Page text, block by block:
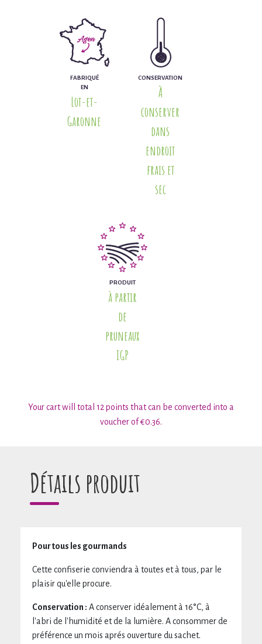
FABRIQUÉ
EN
Lot-et-
Garonne
CONSERVATION
À
conserver
dans
endroit
frais et
sec
PRODUIT
à partir
de
pruneaux
IGP
Your cart will total 12 points that can be converted into a
voucher of €0.36.
Détails produit
Pour tous les gourmands
Cette confiserie conviendra à toutes et à tous, par le
plaisir qu'elle procure.
Conservation : A conserver idéalement à 16°C, à
l'abri de l'humidité et de la lumière. A consommer de
préférence un mois aprés ouverture du sachet.